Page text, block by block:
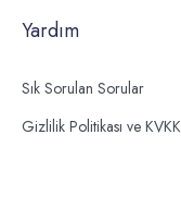
Yardım
Sık Sorulan Sorular
Gizlilik Politikası ve